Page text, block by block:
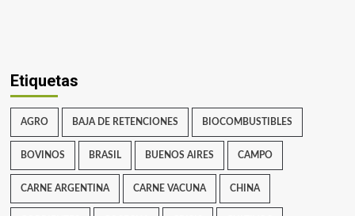
Etiquetas
AGRO BAJA DE RETENCIONES BIOCOMBUSTIBLES
BOVINOS BRASIL BUENOS AIRES CAMPO
CARNE ARGENTINA CARNE VACUNA CHINA